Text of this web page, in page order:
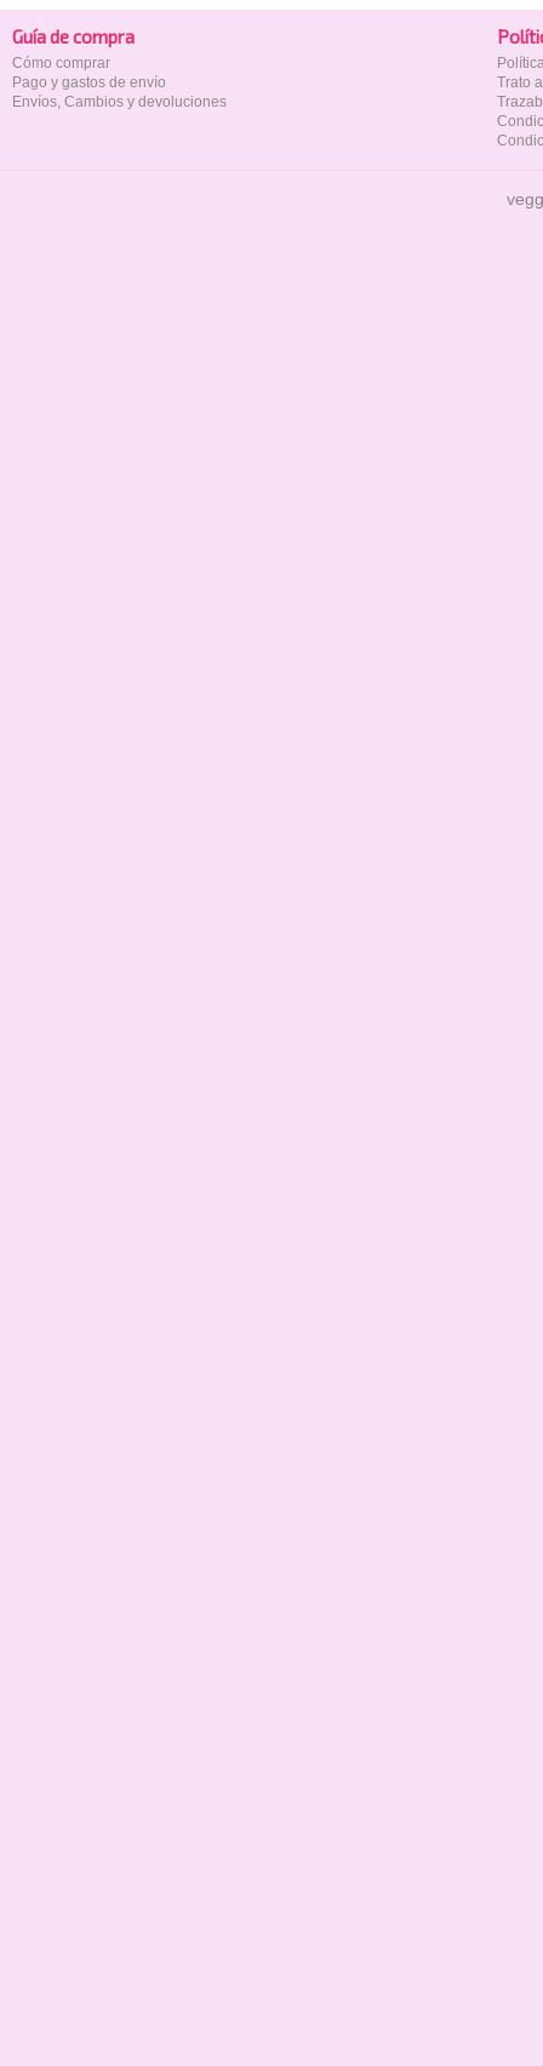
Guía de compra
Cómo comprar
Pago y gastos de envío
Envíos, Cambios y devoluciones
Trato